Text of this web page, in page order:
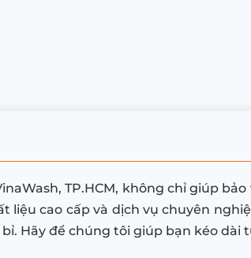
TP.HCM, không chỉ giúp
liệu cao cấp và dịch vụ chuyên
Hãy để chúng tôi giúp bạn kéo